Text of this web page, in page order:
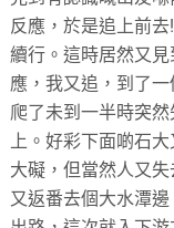
反應，於是追上前
續行。這時居然又
應，我又追，到了
爬了未到一半時突
上。好彩下面啲石
大礙，但當然人又
又返番去個大水潭